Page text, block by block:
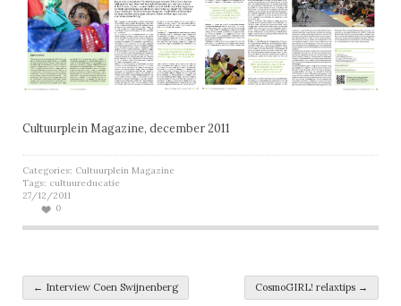
Cultuurplein Magazine, december 2011
Categories: Cultuurplein Magazine
Tags: cultuureducatie
27/12/2011
0
Post navigation
← Interview Coen Swijnenberg CosmoGIRL! relaxtips →